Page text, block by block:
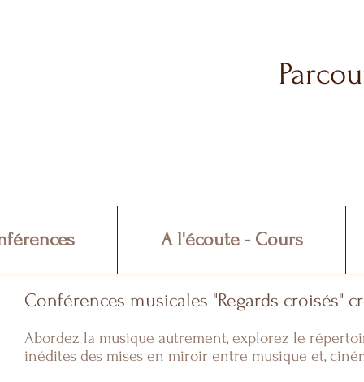
A l'écoute - Cours
Conférences musicales "Regards
Abordez la musique autrement, explorez le
inédites des mises en miroir entre musique et,